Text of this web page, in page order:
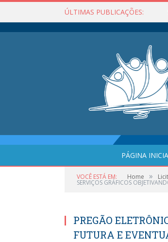
ÚLTIMAS PUBLICAÇÕES:
PÁGINA
VOCÊ ESTÁ EM: Home »
SERVIÇOS GRÁFICOS
PREGÃO
FUTURA E